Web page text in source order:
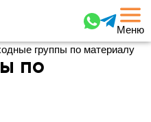
Меню
группы по материалу
по